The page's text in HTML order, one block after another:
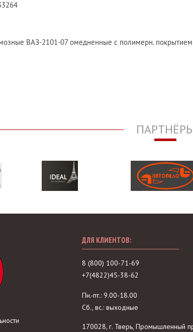
ВАЗ-2101-07 омедненные с полимерн. покрытием
ДЛЯ КЛИЕНТОВ:
8 (800) 100-71-69
+7(4822)45-38-62
Пн.-пт.: 9.00-18.00
Сб., вс.: выходные
170028, г. Тверь, Промышленный